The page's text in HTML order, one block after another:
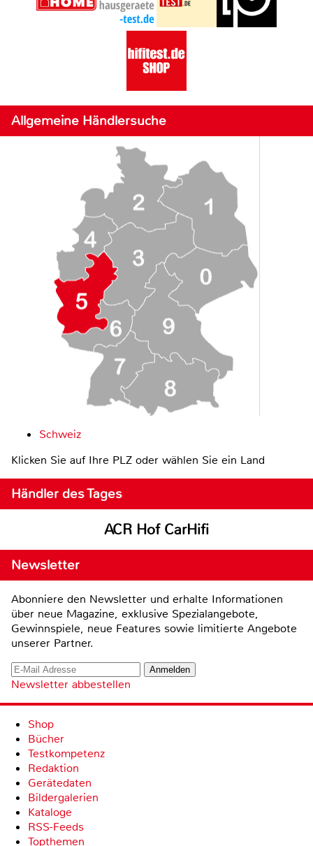
Allgemeine Händlersuche
Schweiz
Klicken Sie auf Ihre PLZ oder wählen Sie ein Land
Händler des Tages
ACR Hof CarHifi
Newsletter
Abonniere den Newsletter und erhalte Informationen
über neue Magazine, exklusive Spezialangebote,
Gewinnspiele, neue Features sowie limitierte Angebote
unserer Partner.
Newsletter abbestellen
Shop
Bücher
Testkompetenz
Redaktion
Gerätedaten
Bildergalerien
Kataloge
RSS-Feeds
Topthemen